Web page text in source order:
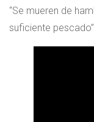
“Se mueren de
suficiente